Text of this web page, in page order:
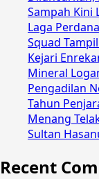
Sampah Kini
Laga
Squad
Kejari
Mineral
Pengadilan
Tahun
Menang
Sultan
Recent